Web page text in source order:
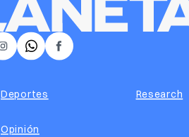
𝕏 Facebook
Instagram
Deportes
Opinión
Research